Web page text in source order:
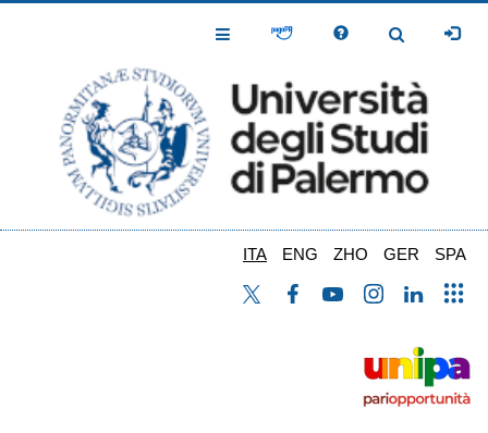
Toggle
Toggle
ITA ENG ZHO GER SPA